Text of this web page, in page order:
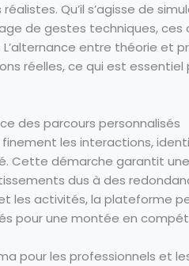
Qu’il s’agisse de
de gestes techniques,
entre théorie et
réelles, ce qui est essentiel
des parcours personnalisés
finement les interactions,
Cette démarche garantit
dus à des
les activités, la plateforme
pour une montée en
pour les professionnels et